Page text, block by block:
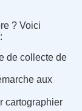
? Voici
de collecte de
aux
cartographier